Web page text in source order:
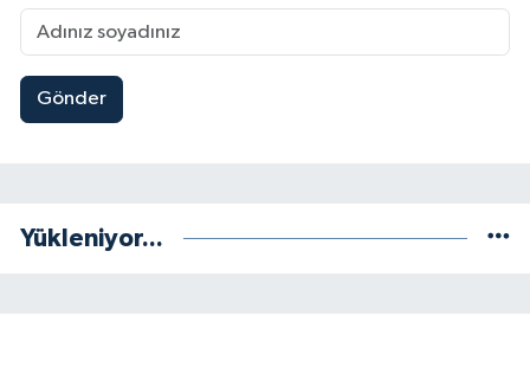
Gönder
Yükleniyor...